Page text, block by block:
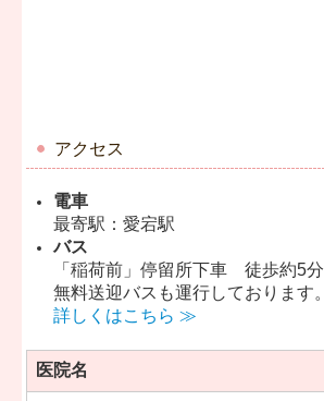
アクセス
電車
最寄駅：愛宕駅
バス
「稲荷前」停留所下車 徒歩約5分
無料送迎バスも運行しております。
詳しくはこちら ≫
医院名